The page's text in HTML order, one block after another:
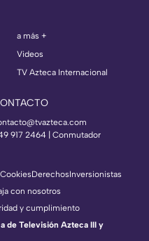
a más +
Videos
TV Azteca Internacional
917 2464 | Conmutador
DerechosInversionistas
con nosotros
y cumplimiento
de Televisión Azteca III y